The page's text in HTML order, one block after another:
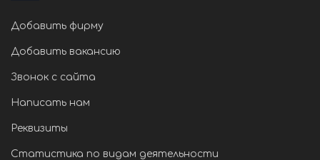
Добавить фирму
Добавить вакансию
Звонок с сайта
Написать нам
Реквизиты
Статистика по видам деятельности